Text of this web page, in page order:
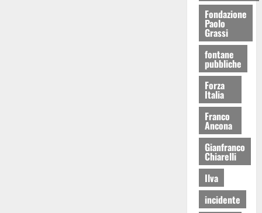
Fondazione
Paolo
Grassi
fontane
pubbliche
Forza
Italia
Franco
Ancona
Gianfranco
Chiarelli
Ilva
incidente